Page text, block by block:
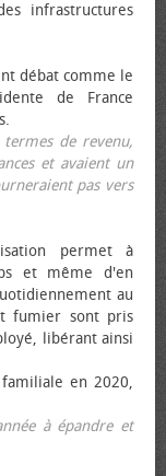
infrastructures
débat comme le
de France
de revenu,
et avaient un
pas vers
permet à
et même d'en
au
fumier sont pris
libérant ainsi
en 2020,
à épandre et